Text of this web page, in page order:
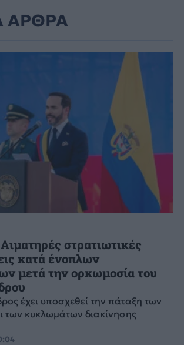
ΑΡΘΡΑ
στρατιωτικές
κατά ένοπλων
μετά την ορκωμοσία του
έχει υποσχεθεί την πάταξη των
των κυκλωμάτων διακίνησης